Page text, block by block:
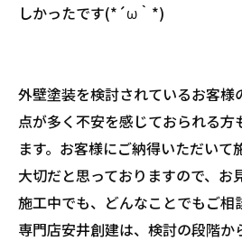
しかったです(*´ω｀*)
外壁塗装を検討されているお客様
点が多く不安を感じておられる方
ます。お客様にご納得いただいて
大切だと思っておりますので、お
施工中でも、どんなことでもご相
専門店安井創建は、検討の段階か